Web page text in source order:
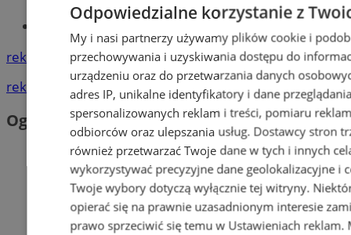
Tworzenie stron www - Orzesze
reklama
reklama
Ogłoszenia
Odpowiedzialne korzystanie z
My i nasi partnerzy używamy plików cookie i
przechowywania i uzyskiwania dostępu do
urządzeniu oraz do przetwarzania danych
adres IP, unikalne identyfikatory i dane
spersonalizowanych reklam i treści, pomiaru
odbiorców oraz ulepszania usług. Dostawcy stron
również przetwarzać Twoje dane w tych i innych
wykorzystywać precyzyjne dane geolokalizacyjne i
Twoje wybory dotyczą wyłącznie tej witryny.
opierać się na prawnie uzasadnionym interesie
prawo sprzeciwić się temu w Ustawieniach reklam.